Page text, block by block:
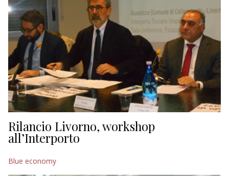
Rilancio Livorno, workshop
all’Interporto
Blue economy